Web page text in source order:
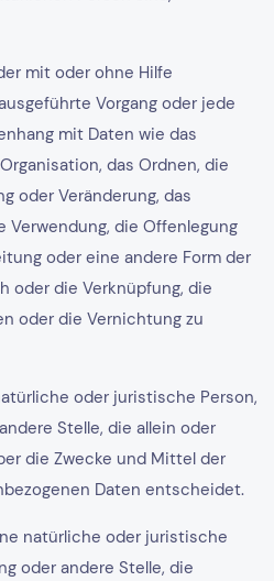
mit oder ohne Hilfe
Vorgang oder jede
mit Daten wie das
das Ordnen, die
oder Veränderung, das
Verwendung, die Offenlegung
oder eine andere Form der
oder die Verknüpfung, die
oder die Vernichtung zu
oder juristische Person,
Stelle, die allein oder
die Zwecke und Mittel der
Daten entscheidet.
natürliche oder juristische
oder andere Stelle, die